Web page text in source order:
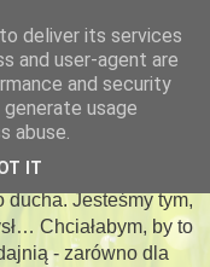
i ciała
że podobna
ducha. Jesteśmy tym,
Chciałabym, by to
- zarówno dla
deliver its services
and user-agent are
and security
usage
abuse.
IT